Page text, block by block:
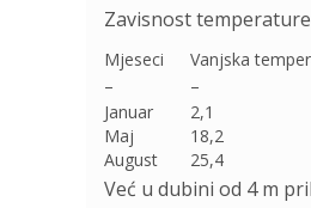
Zavisnost
Mjeseci Vanjska
–
–
Januar
2,1
Maj
18,2
August
25,4
Već u dubini od 4 m